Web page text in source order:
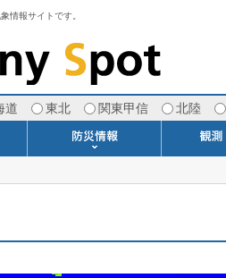
情報サイトです。
道 東北 関東甲信 北陸